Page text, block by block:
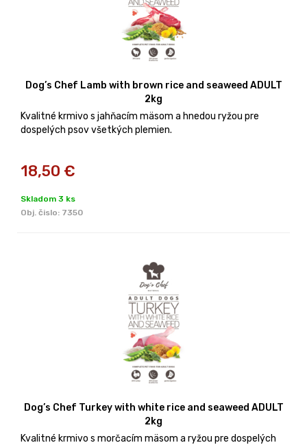
Dog’s Chef Lamb with brown rice and seaweed ADULT
2kg
Kvalitné krmivo s jahňacím mäsom a hnedou ryžou pre
dospelých psov všetkých plemien.
18,50 €
Skladom 3 ks
Obj. čislo: 7350
Dog’s Chef Turkey with white rice and seaweed ADULT
2kg
Kvalitné krmivo s morčacím mäsom a ryžou pre dospelých